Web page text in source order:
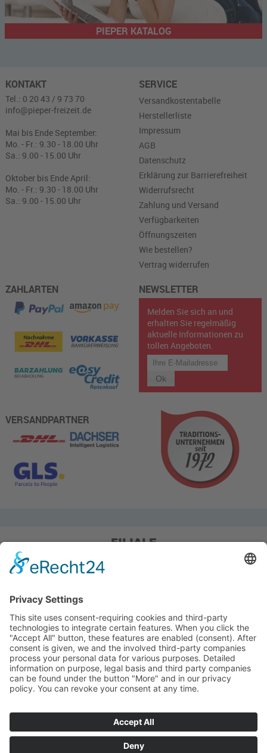
PIEPER KATALOG
KONTAKT
Tel.: 0 20 43 / 9 73 70
info@pieper-freizeit.de
Mai bis Ende September:
Mo. - Fr.: 9.30 - 18.00 Uhr
Sa.: 9.00 - 15.00 Uhr
Oktober bis Ende April:
Mo. - Fr.: 9.30 - 18.00 Uhr
Sa.: 9.00 - 15.00 Uhr
SERVICE
Versandkostentabelle
Herstellerliste
Impressum
AGB
Datenschutz
Erklärung zur Barrierefreiheit
Widerrufsrecht
Zahlung und Versand
Verfügbarkeiten
Öffnungszeiten
Wie bestellen?
Vertrag widerrufen
ZAHLARTEN
VERSANDPARTNER
NEWSLETTER
Melden Sie sich an und
erhalten Sie regelmäßig
aktuelle Informationen zu
tollen Angeboten.
FILIALE
Pieper Grillshop-24/Golf
Sandstraße 14-18
Pieper Zelt/Boot/Camping
Rockwoolstr. 35
45966 Gladbeck
Tel.: 0 20 43 / 9 73 70
info@pieper-freizeit.de